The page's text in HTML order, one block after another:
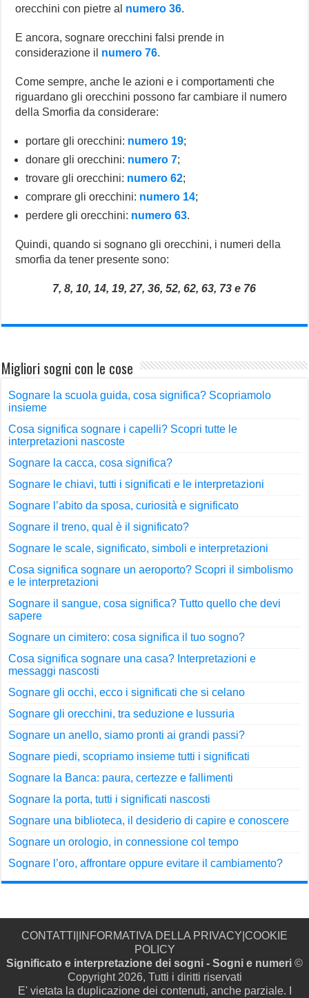
orecchini con pietre al numero 36.
E ancora, sognare orecchini falsi prende in
considerazione il numero 76.
Come sempre, anche le azioni e i comportamenti che
riguardano gli orecchini possono far cambiare il numero
della Smorfia da considerare:
portare gli orecchini: numero 19;
donare gli orecchini: numero 7;
trovare gli orecchini: numero 62;
comprare gli orecchini: numero 14;
perdere gli orecchini: numero 63.
Quindi, quando si sognano gli orecchini, i numeri della
smorfia da tener presente sono:
7, 8, 10, 14, 19, 27, 36, 52, 62, 63, 73 e 76
Migliori sogni con le cose
Sognare la scuola guida, cosa significa? Scopriamolo
insieme
Cosa significa sognare i capelli? Scopri tutte le
interpretazioni nascoste
Sognare la cacca, cosa significa?
Sognare le chiavi, tutti i significati e le interpretazioni
Sognare l’abito da sposa, curiosità e significato
Sognare il treno, qual è il significato?
Sognare le scale, significato, simboli e interpretazioni
Cosa significa sognare un aeroporto? Scopri il simbolismo
e le interpretazioni
Sognare il sangue, cosa significa? Tutto quello che devi
sapere
Sognare un cimitero: cosa significa il tuo sogno?
Cosa significa sognare una casa? Interpretazioni e
messaggi nascosti
Sognare gli occhi, ecco i significati che si celano
Sognare gli orecchini, tra seduzione e lussuria
Sognare un anello, siamo pronti ai grandi passi?
Sognare piedi, scopriamo insieme tutti i significati
Sognare la Banca: paura, certezze e fallimenti
Sognare la porta, tutti i significati nascosti
Sognare una biblioteca, il desiderio di capire e conoscere
Sognare un orologio, in connessione col tempo
Sognare l’oro, affrontare oppure evitare il cambiamento?
CONTATTI INFORMATIVA DELLA PRIVACY COOKIE
POLICY
Significato e interpretazione dei sogni - Sogni e numeri ©
Copyright 2026, Tutti i diritti riservati
E' vietata la duplicazione dei contenuti, anche parziale. I